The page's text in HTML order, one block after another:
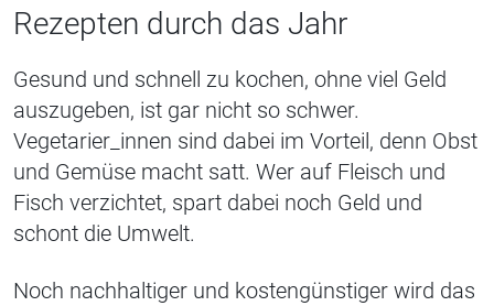
Rezepten durch das Jahr
Gesund und schnell zu kochen, ohne viel Geld
auszugeben, ist gar nicht so schwer.
Vegetarier_innen sind dabei im Vorteil, denn Obst
und Gemüse macht satt. Wer auf Fleisch und
Fisch verzichtet, spart dabei noch Geld und
schont die Umwelt.
Noch nachhaltiger und kostengünstiger wird das